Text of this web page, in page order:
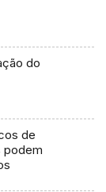
do
de
podem